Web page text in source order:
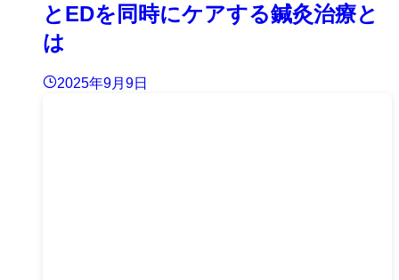
とEDを同時にケアする鍼灸治療と
は
2025年9月9日